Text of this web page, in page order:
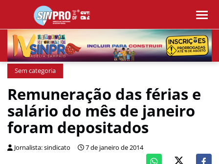
Sem categoria
Remuneração das férias e
salário do mês de janeiro
foram depositados
Jornalista: sindicato 7 de janeiro de 2014